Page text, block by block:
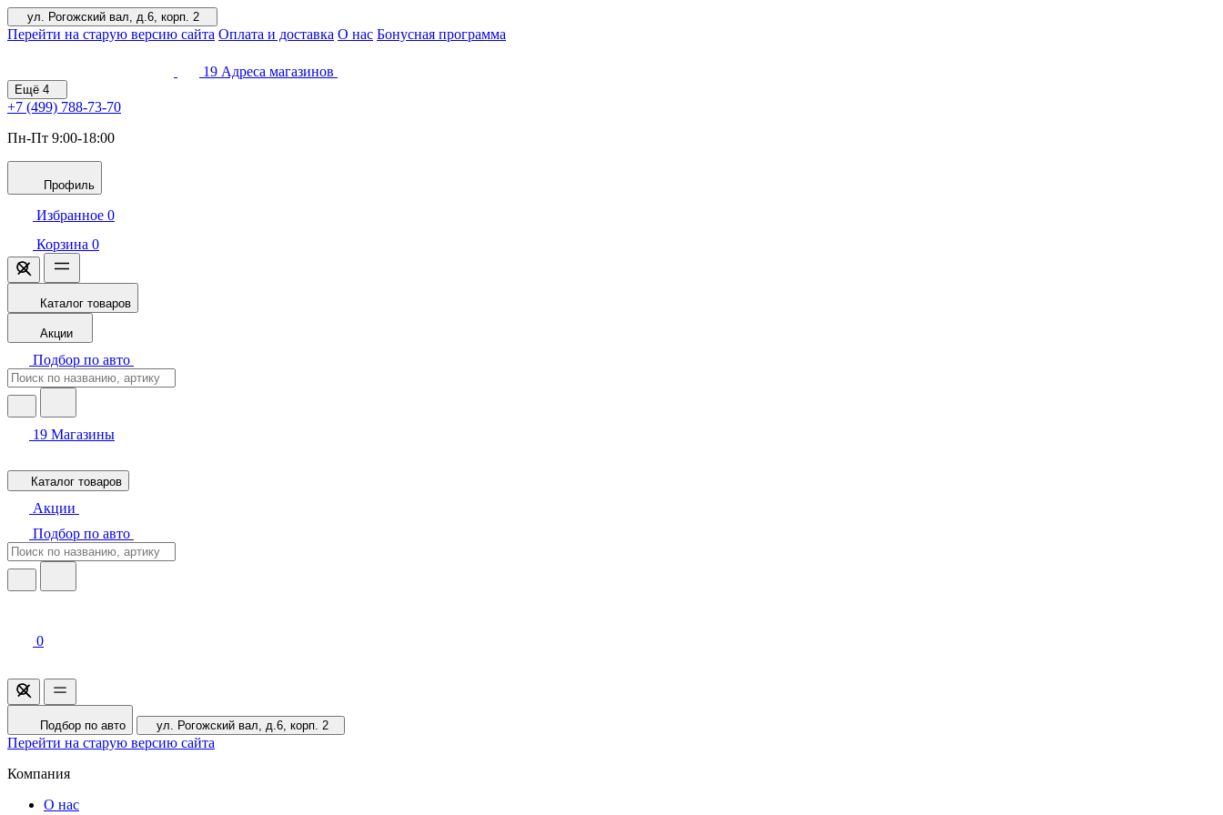
ул. Рогожский вал, д.6, корп. 2
Перейти на старую версию сайта Оплата и доставка О нас Бонусная программа
19 Адреса магазинов
Ещё 4
+7 (499) 788-73-70
Пн-Пт 9:00-18:00
Профиль
Избранное 0
Корзина 0
Каталог товаров
Акции
Подбор по авто
19 Магазины
Каталог товаров
Акции
Подбор по авто
0
Подбор по авто ул. Рогожский вал, д.6, корп. 2
Перейти на старую версию сайта
Компания
О нас